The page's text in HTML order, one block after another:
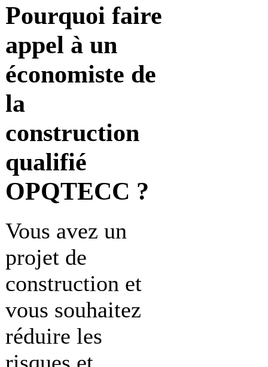
Pourquoi faire
appel à un
économiste de
la
construction
qualifié
OPQTECC ?
Vous avez un
projet de
construction et
vous souhaitez
réduire les
risques et